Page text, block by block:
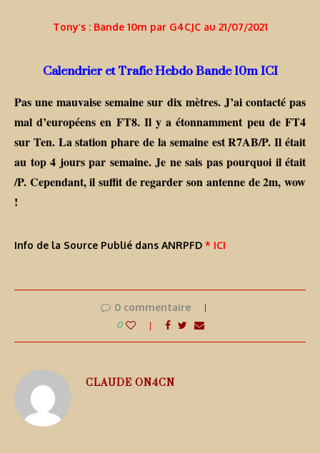
Tony’s : Bande 10m par G4CJC au 21/07/2021
Calendrier et Trafic Hebdo Bande 10m ICI
Pas une mauvaise semaine sur dix mètres. J’ai contacté pas
mal d’européens en FT8. Il y a étonnamment peu de FT4
sur Ten. La station phare de la semaine est R7AB/P. Il était
au top 4 jours par semaine. Je ne sais pas pourquoi il était
/P. Cependant, il suffit de regarder son antenne de 2m, wow
!
Info de la Source Publié dans ANRPFD * ICI
0 commentaire
0
CLAUDE ON4CN